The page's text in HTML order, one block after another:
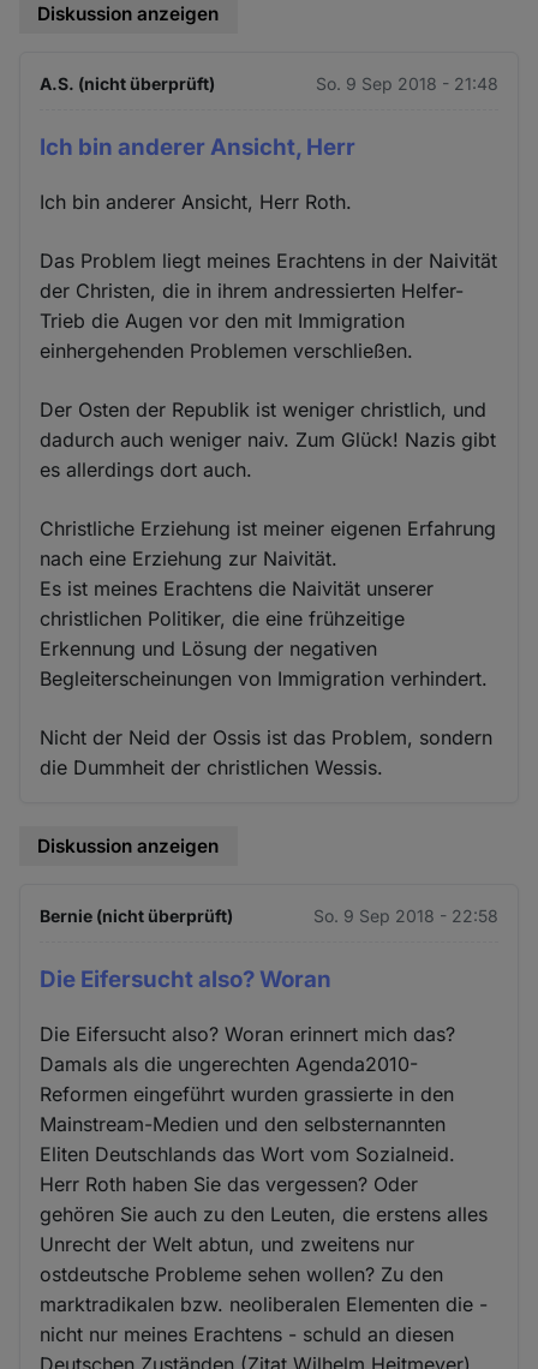
Diskussion anzeigen
A.S. (nicht überprüft) So. 9 Sep 2018 - 21:48
Ich bin anderer Ansicht, Herr
Ich bin anderer Ansicht, Herr Roth.
Das Problem liegt meines Erachtens in der Naivität
der Christen, die in ihrem andressierten Helfer-
Trieb die Augen vor den mit Immigration
einhergehenden Problemen verschließen.
Der Osten der Republik ist weniger christlich, und
dadurch auch weniger naiv. Zum Glück! Nazis gibt
es allerdings dort auch.
Christliche Erziehung ist meiner eigenen Erfahrung
nach eine Erziehung zur Naivität.
Es ist meines Erachtens die Naivität unserer
christlichen Politiker, die eine frühzeitige
Erkennung und Lösung der negativen
Begleiterscheinungen von Immigration verhindert.
Nicht der Neid der Ossis ist das Problem, sondern
die Dummheit der christlichen Wessis.
Diskussion anzeigen
Bernie (nicht überprüft) So. 9 Sep 2018 - 22:58
Die Eifersucht also? Woran
Die Eifersucht also? Woran erinnert mich das?
Damals als die ungerechten Agenda2010-
Reformen eingeführt wurden grassierte in den
Mainstream-Medien und den selbsternannten
Eliten Deutschlands das Wort vom Sozialneid.
Herr Roth haben Sie das vergessen? Oder
gehören Sie auch zu den Leuten, die erstens alles
Unrecht der Welt abtun, und zweitens nur
ostdeutsche Probleme sehen wollen? Zu den
marktradikalen bzw. neoliberalen Elementen die -
nicht nur meines Erachtens - schuld an diesen